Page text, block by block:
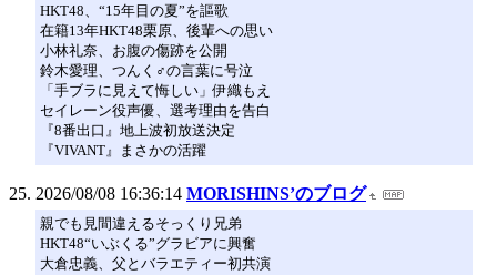
HKT48、“15年目の夏”を謳歌
在籍13年HKT48栗原、後輩への思い
小林礼奈、お腹の傷跡を公開
鈴木愛理、つんく♂の言葉に号泣
「手ブラに見えて悔しい」伊織もえ
セイレーン役声優、選考理由を告白
『8番出口』地上波初放送決定
『VIVANT』まさかの活躍
2026/08/08 16:36:14 MORISHINS’のブログ
親でも見間違えるそっくり兄弟
HKT48“いぶくる”グラビアに興奮
大倉忠義、父とバラエティー初共演